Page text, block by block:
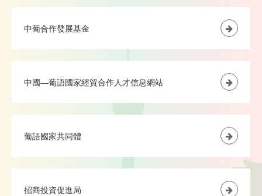
中葡合作發展基金
中國—葡語國家經貿合作人才信息網站
葡語國家共同體
招商投資促進局